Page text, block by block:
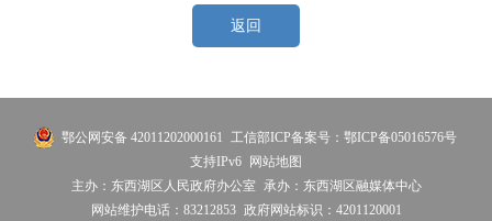
返回
鄂公网安备 42011202000161
工信部ICP备案号：鄂ICP备05016576号
支持IPv6 网站地图
主办：东西湖区人民政府办公室
承办：东西湖区融媒体中心
网站维护电话：83212853 政府网站标识：4201120001